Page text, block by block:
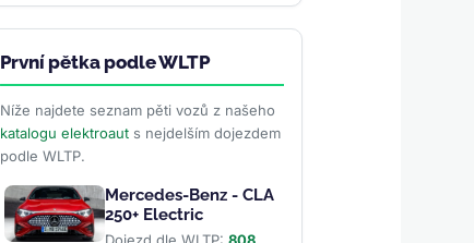
První pětka podle WLTP
Níže najdete seznam pěti vozů z našeho
katalogu elektroauts nejdelším dojezdem
podle WLTP.
Mercedes-Benz - CLA
250+ Electric